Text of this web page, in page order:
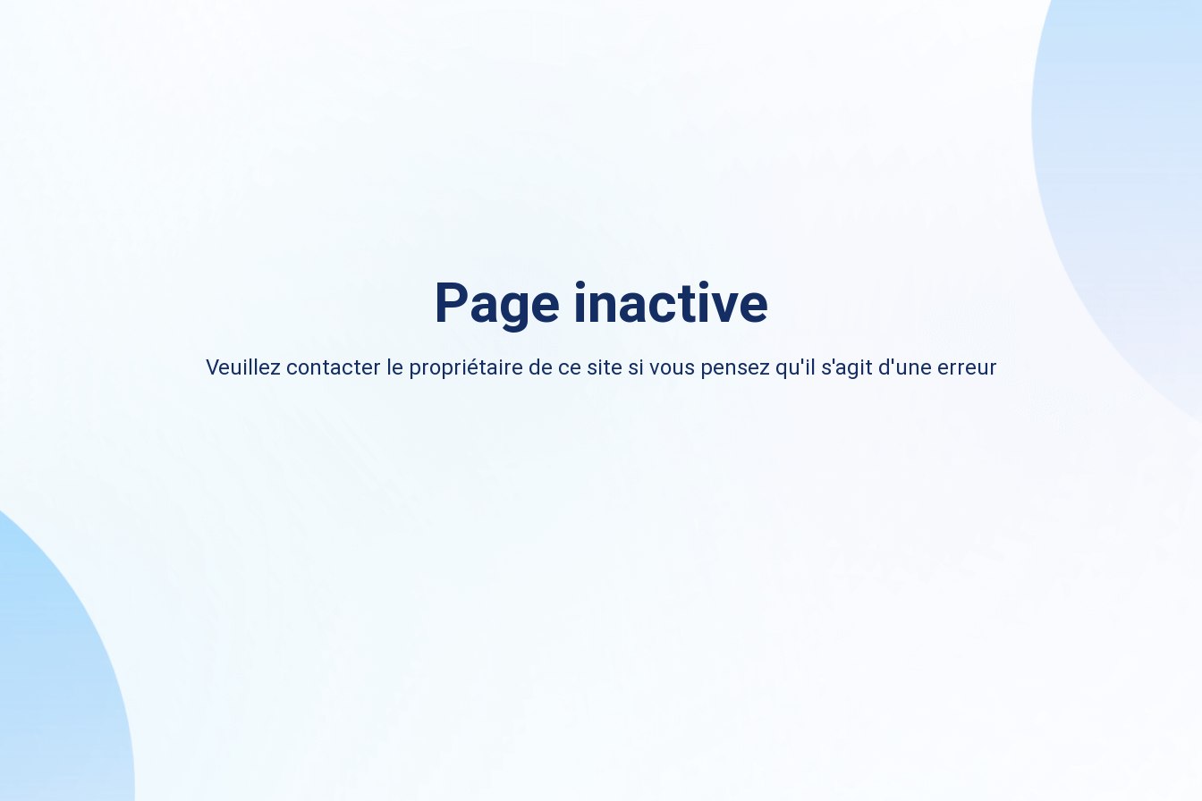
Page inactive
Veuillez contacter le propriétaire de ce site si vous pensez qu'il s'agit d'une erreur